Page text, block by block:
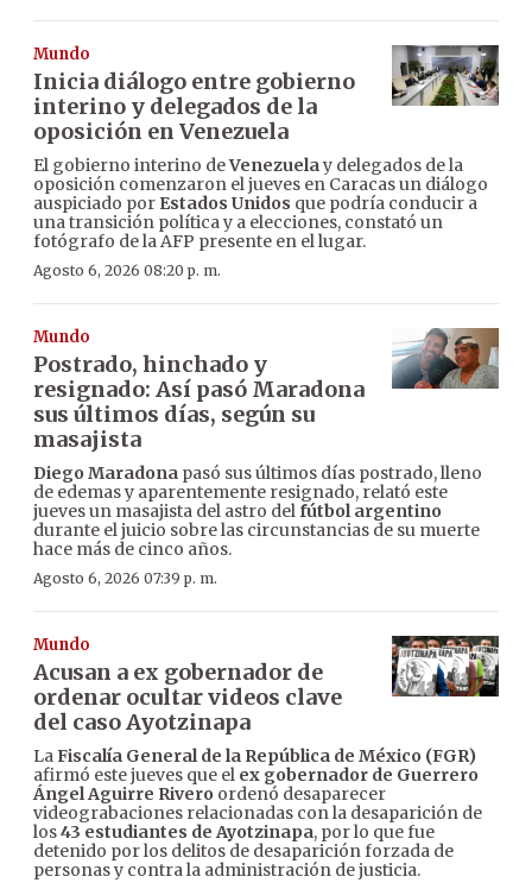
Mundo
Inicia diálogo entre gobierno
interino y delegados de la
oposición en Venezuela
El gobierno interino deVenezuelay delegados de la
oposición comenzaron el jueves en Caracas un diálogo
auspiciado por Estados Unidos que podría conducir a
una transición política y a elecciones, constató un
fotógrafo de la AFP presente en el lugar.
Agosto 6, 2026 08:20 p. m.
Mundo
Postrado, hinchado y
resignado: Así pasó Maradona
sus últimos días, según su
masajista
Diego Maradona pasó sus últimos días postrado, lleno
de edemas y aparentemente resignado, relató este
jueves un masajista del astro delfútbol argentino
durante el juicio sobre las circunstancias de su muerte
hace más de cinco años.
Agosto 6, 2026 07:39 p. m.
Mundo
Acusan a ex gobernador de
ordenar ocultar videos clave
del caso Ayotzinapa
LaFiscalía General de la República de México (FGR)
afirmó este jueves que el ex gobernador de Guerrero
Ángel Aguirre Rivero ordenó desaparecer
videograbaciones relacionadas con la desaparición de
los43 estudiantes de Ayotzinapa, por lo que fue
detenido por los delitos de desaparición forzada de
personas y contra la administración de justicia.